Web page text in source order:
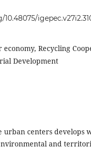
economy, Recycling
Development
centers develops
and